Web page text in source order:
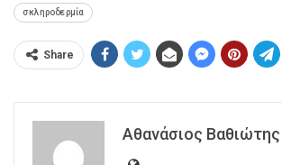
σκληροδερμία
Share
Αθανάσιος Βαθιώτης